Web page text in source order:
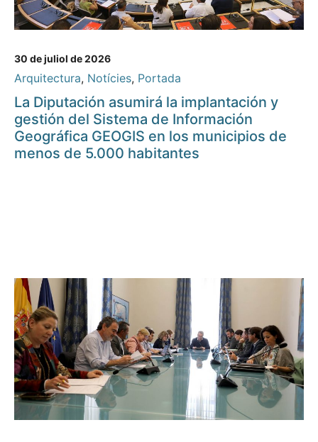
30 de juliol de 2026
Arquitectura, Notícies, Portada
La Diputación asumirá la implantación y
gestión del Sistema de Información
Geográfica GEOGIS en los municipios de
menos de 5.000 habitantes